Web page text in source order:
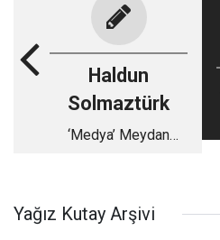
Haldun
Solmaztürk
‘Medya’ Meydan
Yağız Kutay Arşivi